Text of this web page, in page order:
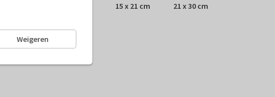
15 x 21 cm 21 x 30 cm
Weigeren